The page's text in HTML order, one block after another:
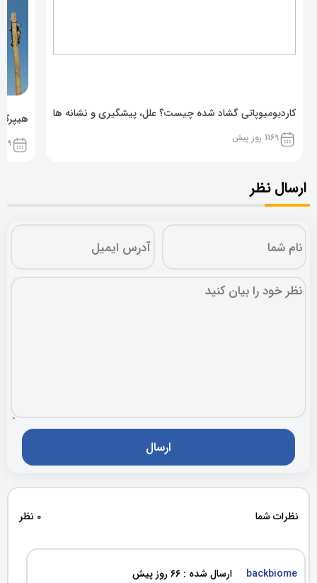
کاردیومیوپاتی گشاد شده چیست؟ علل، پیشگیری و نشانه ها
1169 روز پیش 1169
ارسال نظر
نظرات شما 0 نظر
backbiome ارسال شده : 66 روز پیش